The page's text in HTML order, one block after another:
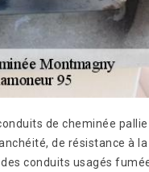
de cheminée
de résistance à
conduits usagés